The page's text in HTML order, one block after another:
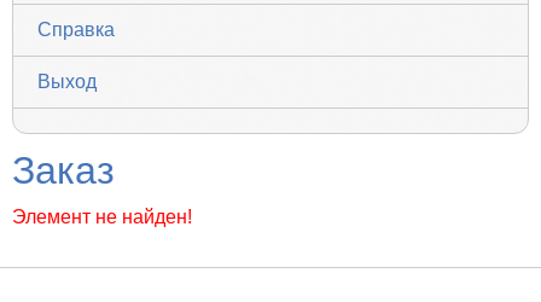
Справка
Выход
Заказ
Элемент не найден!